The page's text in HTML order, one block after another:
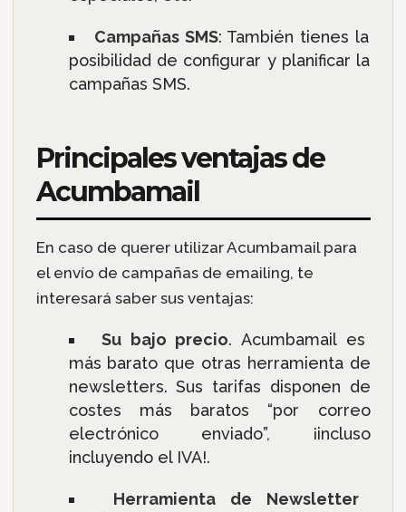
Campañas SMS: También tienes la
posibilidad de configurar y planificar la
campañas SMS.
Principales ventajas de
Acumbamail
En caso de querer utilizar Acumbamail para
el envío de campañas de emailing, te
interesará saber sus ventajas:
Su bajo precio. Acumbamail es
más barato que otras herramienta de
newsletters. Sus tarifas disponen de
costes más baratos “por correo
electrónico enviado”, ¡incluso
incluyendo el IVA!.
Herramienta de Newsletter